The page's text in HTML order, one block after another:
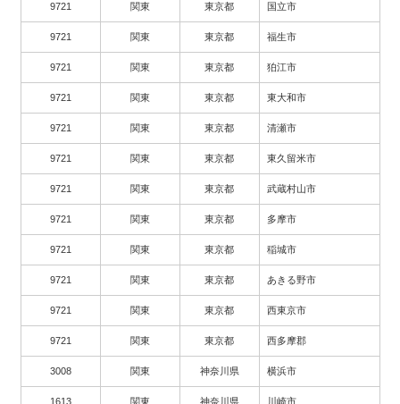
9721 関東 東京都 国立市
9721 関東 東京都 福生市
9721 関東 東京都 狛江市
9721 関東 東京都 東大和市
9721 関東 東京都 清瀬市
9721 関東 東京都 東久留米市
9721 関東 東京都 武蔵村山市
9721 関東 東京都 多摩市
9721 関東 東京都 稲城市
9721 関東 東京都 あきる野市
9721 関東 東京都 西東京市
9721 関東 東京都 西多摩郡
3008 関東 神奈川県 横浜市
1613 関東 神奈川県 川崎市